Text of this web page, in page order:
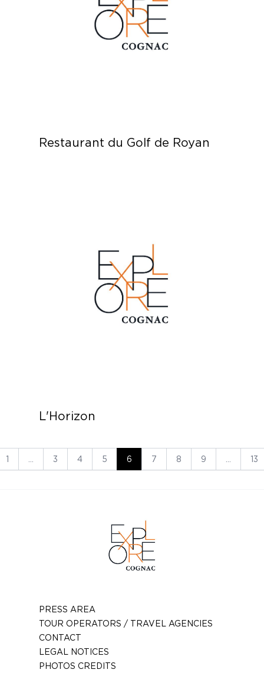
Restaurant du Golf de Royan
L'Horizon
1 3 4 5 6 7 8 9 13
PRESS AREA
TOUR OPERATORS / TRAVEL AGENCIES
CONTACT
LEGAL NOTICES
PHOTOS CREDITS